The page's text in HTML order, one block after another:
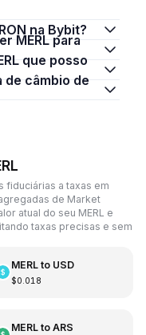
na Bybit?
fiduciárias a taxas em
de Market
atual do seu MERL e
taxas precisas e sem
MERLto USD
$0.018
MERLto ARS